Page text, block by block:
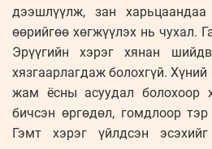
дээшлүүлж, зан
өөрийгөө хөгжүүлэх нь чухал.
Эрүүгийн хэрэг хянан
хязгаарлагдаж болохгүй.
жам ёсны асуудал болохоор
бичсэн өргөдөл, гомдлоор тэр
Гэмт хэрэг үйлдсэн